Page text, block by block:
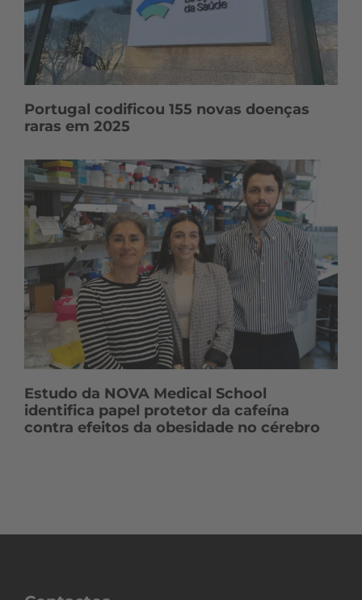
Portugal codificou 155 novas doenças
raras em 2025
Estudo da NOVA Medical School
identifica papel protetor da cafeína
contra efeitos da obesidade no cérebro